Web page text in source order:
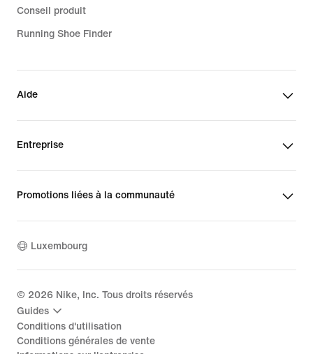
Conseil produit
Running Shoe Finder
Aide
Entreprise
Promotions liées à la communauté
Luxembourg
© 2026 Nike, Inc. Tous droits réservés
Guides
Conditions d'utilisation
Conditions générales de vente